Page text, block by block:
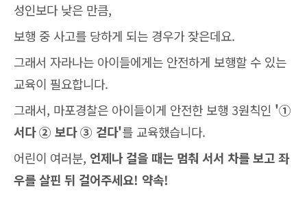
성인보다 낮은 만큼,
보행 중 사고를 당하게 되는 경우가 잦은데요.
그래서 자라나는 아이들에게는 안전하게 보행할 수 있는
교육이 필요합니다.
그래서, 마포경찰은 아이들이게 안전한 보행 3원칙인 '①
서다 ② 보다 ③ 걷다'를 교육했습니다.
어린이 여러분, 언제나 걸을 때는 멈춰 서서 차를 보고 좌
우를 살핀 뒤 걸어주세요! 약속!